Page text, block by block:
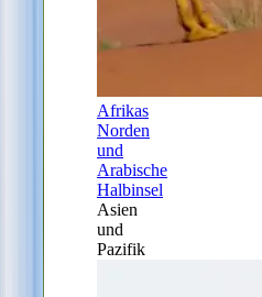
Afrikas
Norden
und
Arabische
Halbinsel
Asien
und
Pazifik